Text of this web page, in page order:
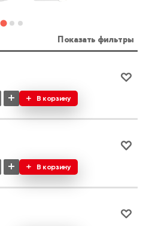
Показать фильтры
+ В корзину
+ В корзину